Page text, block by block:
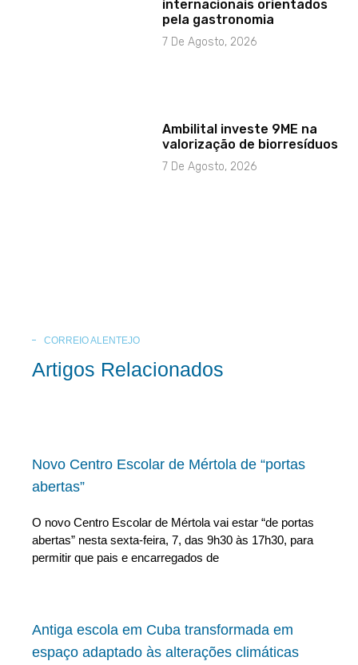
internacionais orientados
pela gastronomia
7 De Agosto, 2026
Ambilital investe 9ME na
valorização de biorresíduos
7 De Agosto, 2026
CORREIO ALENTEJO
Artigos Relacionados
Novo Centro Escolar de Mértola de “portas
abertas”
O novo Centro Escolar de Mértola vai estar “de portas
abertas” nesta sexta-feira, 7, das 9h30 às 17h30, para
permitir que pais e encarregados de
Antiga escola em Cuba transformada em
espaço adaptado às alterações climáticas